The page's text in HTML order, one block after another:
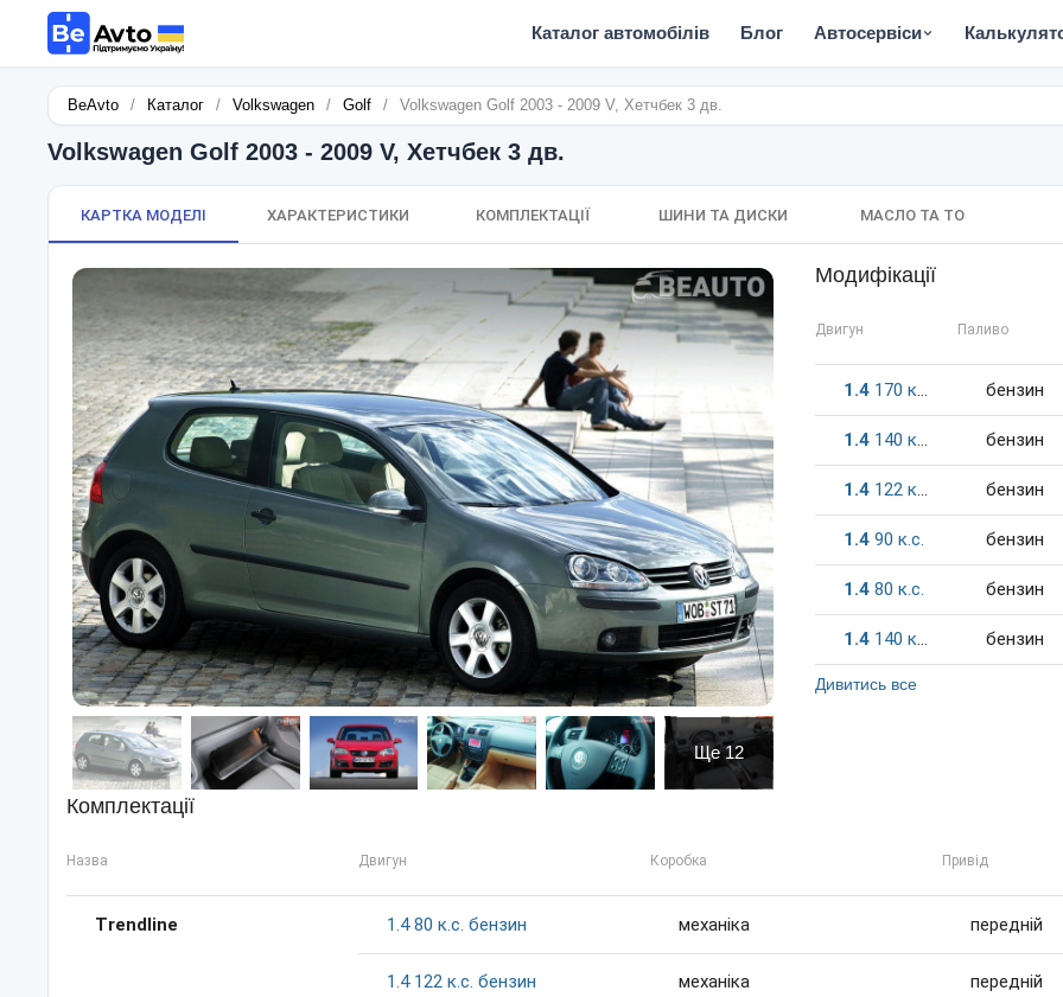
Каталог автомобілів Блог Автосервіси
BeAvto / Каталог / Volkswagen / Golf / Volkswagen Golf 2003 - 2009 V, Хетчбек 3 дв.
Volkswagen Golf 2003 - 2009 V, Хетчбек 3 дв.
КАРТКА МОДЕЛІ ХАРАКТЕРИСТИКИ КОМПЛЕКТАЦІЇ ШИНИ ТА ДИСКИ МАСЛО ТА ТО
Ще 12
Модифікації
Двигун Паливо
1.4 170 к.c. бензин
1.4 140 к.c. бензин
1.4 122 к.c. бензин
1.4 90 к.c. бензин
1.4 80 к.c. бензин
1.4 140 к.c. бензин
Дивитись все
Комплектації
Назва Двигун Коробка Привід
Trendline 1.4 80 к.c. бензин механіка передній
1.4 122 к.c. бензин механіка передній